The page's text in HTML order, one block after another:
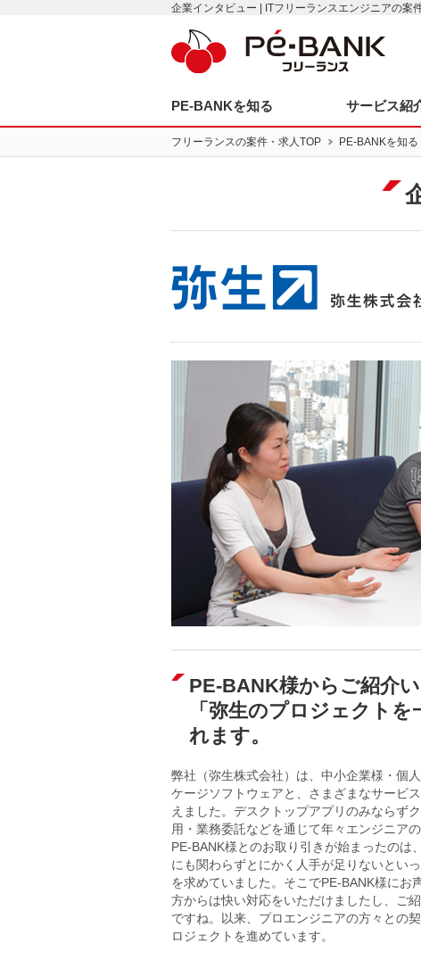
企業インタビュー | ITフリーランスエンジニアの案
PE-BANKを知る サービス紹
フリーランスの案件・求人TOP PE-BANKを知る
PE-BANK様からご紹介
「弥生のプロジェクト
れます。
弊社（弥生株式会社）は、中小企業様・個
ケージソフトウェアと、さまざまなサービ
えました。デスクトップアプリのみならず
用・業務委託などを通じて年々エンジニア
PE-BANK様とのお取り引きが始まったの
にも関わらずとにかく人手が足りないとい
を求めていました。そこでPE-BANK様にお
方からは快い対応をいただけましたし、ご
ですね。以来、プロエンジニアの方々との
ロジェクトを進めています。